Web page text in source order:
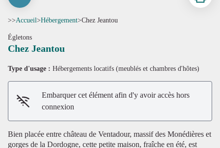
Voir l'image en plein écran
>>Accueil>Hébergement>Chez Jeantou
Égletons
Chez Jeantou
Type d'usage : Hébergements locatifs (meublés et chambres d'hôtes)
Embarquer cet élément afin d'y avoir accès hors
connexion
Bien placée entre château de Ventadour, massif des Monédières et
gorges de la Dordogne, cette petite maison, fraîche en été, est